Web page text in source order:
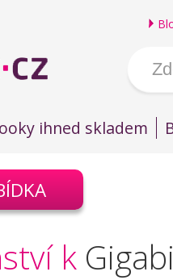
ihned skladem
k